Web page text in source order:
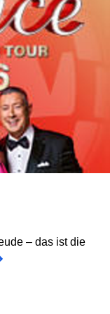
– das ist die